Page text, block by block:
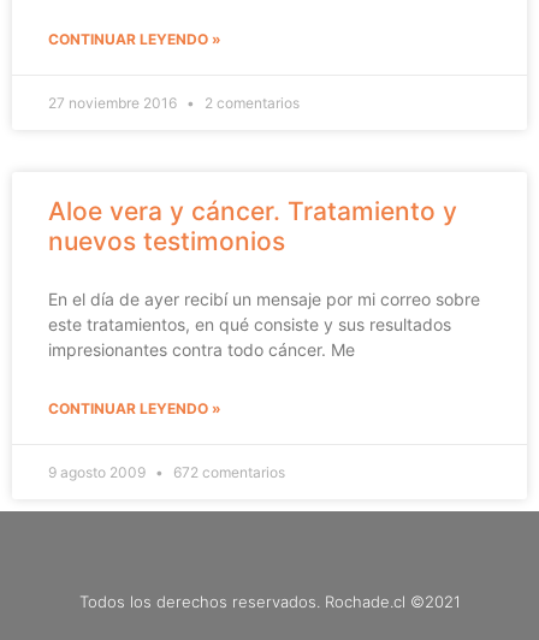
CONTINUAR LEYENDO »
27 noviembre 2016 2 comentarios
Aloe vera y cáncer. Tratamiento y
nuevos testimonios
En el día de ayer recibí un mensaje por mi correo sobre
este tratamientos, en qué consiste y sus resultados
impresionantes contra todo cáncer. Me
CONTINUAR LEYENDO »
9 agosto 2009 672 comentarios
Todos los derechos reservados. Rochade.cl ©2021